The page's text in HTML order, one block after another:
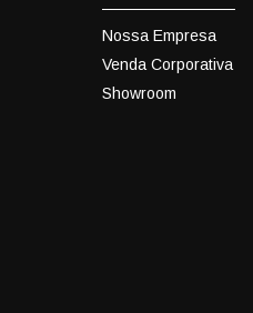
Nossa Empresa
Venda Corporativa
Showroom